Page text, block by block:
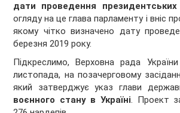
дати проведення президентських
огляду на це глава парламенту і вніс
якому чітко визначено дату
березня 2019 року.
Підкреслимо, Верховна рада
листопада, на позачерговому
який затверджує указ глави
воєнного стану в Україні. Проект